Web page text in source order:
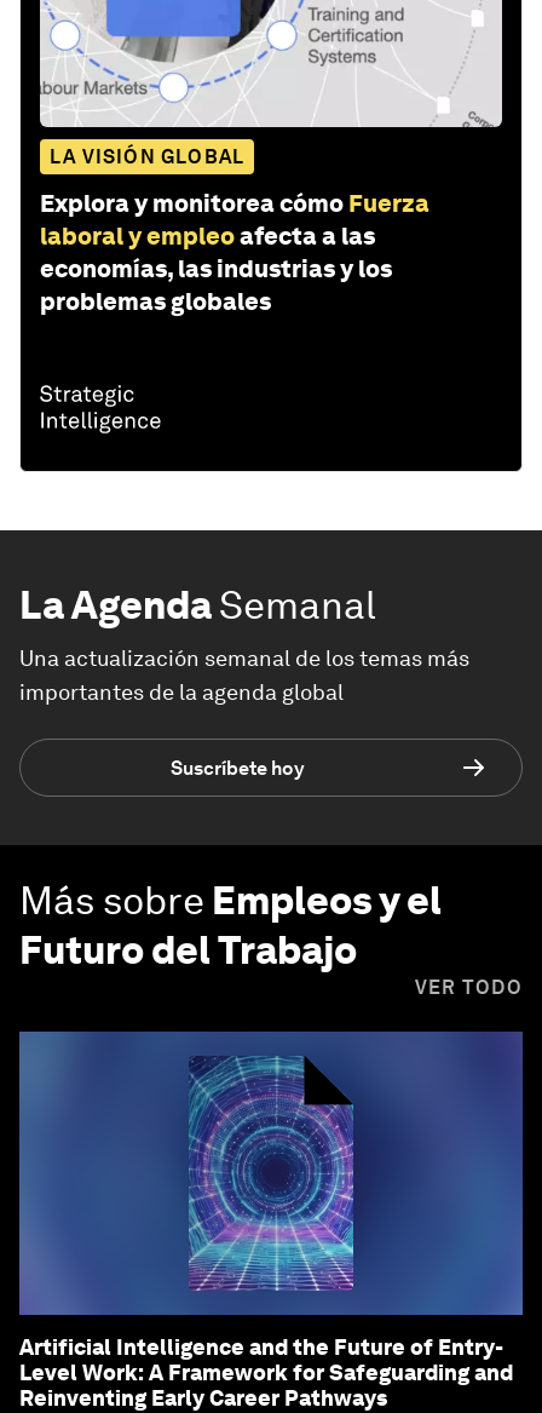
LA VISIÓN GLOBAL
Explora y monitorea cómo Fuerza
laboral y empleoafecta a las
economías, las industrias y los
problemas globales
La AgendaSemanal
Una actualización semanal de los temas más
importantes de la agenda global
Suscríbete hoy
Más sobre Empleos y el
Futuro del Trabajo
VER TODO
Artificial Intelligence and the Future of Entry-
Level Work: A Framework for Safeguarding and
Reinventing Early Career Pathways